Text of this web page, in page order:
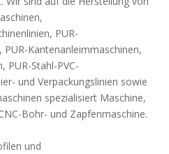
PUR-
Kantenanleimmaschinen,
PUR-Stahl-PVC-
und Verpackungslinien sowie
spezialisiert Maschine,
Bohr- und Zapfenmaschine.
und